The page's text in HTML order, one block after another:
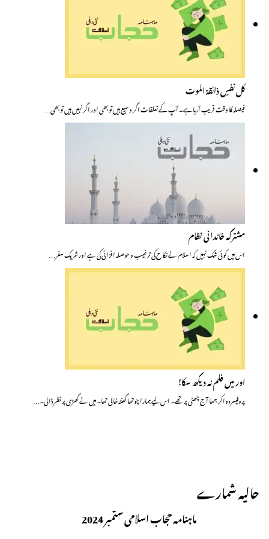
کل نفسٍ ذائقۃ الموت
فیصلہ کا وقت قریب آرہا ہے۔ آپ کے تعلقات اگر وسیع ہیں تو بھی اور اگر نہیں ہیں تو بھی…
مشترکہ خاندانی نظام
اس میں کو ئی شک نہیں کہ اسلام نے نکاح کی ترغیب و حوصلہ افزائی کی ہے اور شریک سفر…
اور میں فلم نہ دیکھ سکا!
پروفیسر دواکر جھا آج چھٹی پر تھے۔ اس لیے ہمارا چوتھا گھنٹہ خالی تھا۔ میں نے گھڑی پر نظر ڈالی۔…
حالیہ شمارے
ماہنامہ حجاب اسلامی ستمبر 2024